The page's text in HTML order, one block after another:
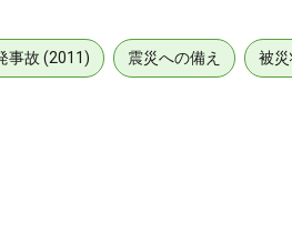
事故 (2011) 震災への備え 被災